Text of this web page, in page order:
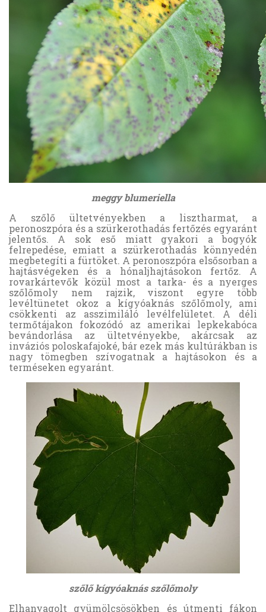
meggy blumeriella
A szőlő ültetvényekben a lisztharmat, a
peronoszpóra és a szürkerothadás fertőzés egyaránt
jelentős. A sok eső miatt gyakori a bogyók
felrepedése, emiatt a szürkerothadás könnyedén
megbetegíti a fürtöket. A peronoszpóra elsősorban a
hajtásvégeken és a hónaljhajtásokon fertőz. A
rovarkártevők közül most a tarka- és a nyerges
szőlőmoly nem rajzik, viszont egyre több
levéltünetet okoz a kígyóaknás szőlőmoly, ami
csökkenti az asszimiláló levélfelületet. A déli
termőtájakon fokozódó az amerikai lepkekabóca
bevándorlása az ültetvényekbe, akárcsak az
inváziós poloskafajoké, bár ezek más kultúrákban is
nagy tömegben szívogatnak a hajtásokon és a
terméseken egyaránt.
szőlő kígyóaknás szőlőmoly
Elhanyagolt gyümölcsösökben és útmenti fákon